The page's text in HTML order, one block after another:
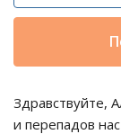
Здравствуйте,
и перепадов